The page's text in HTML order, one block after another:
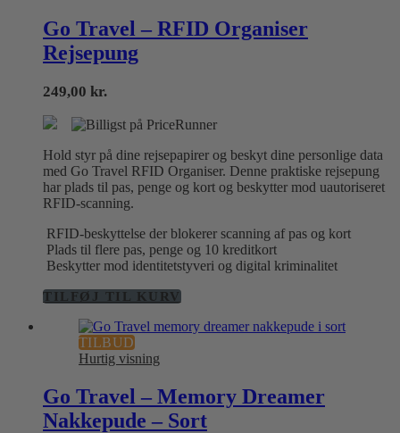
Go Travel – RFID Organiser
Rejsepung
249,00 kr.
Hold styr på dine rejsepapirer og beskyt dine personlige data
med Go Travel RFID Organiser. Denne praktiske rejsepung
har plads til pas, penge og kort og beskytter mod uautoriseret
RFID-scanning.
RFID-beskyttelse der blokerer scanning af pas og kort
Plads til flere pas, penge og 10 kreditkort
Beskytter mod identitetstyveri og digital kriminalitet
TILFØJ TIL KURV
TILBUD
Hurtig visning
Go Travel – Memory Dreamer
Nakkepude – Sort